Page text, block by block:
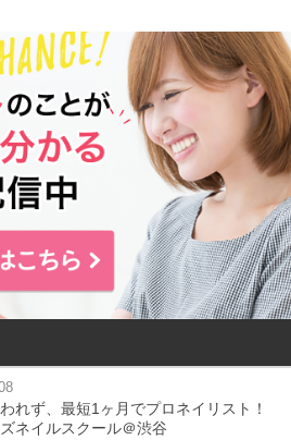
れず、最短1ヶ月でプロネイリスト！
ネイルスクール＠渋谷